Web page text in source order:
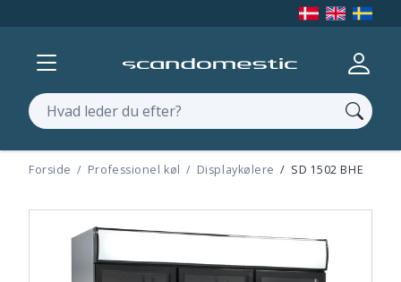
Vis menu
Søg
Forside Professionel køl Displaykølere SD 1502 BHE